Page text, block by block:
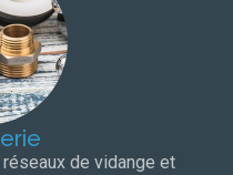
de vidange et